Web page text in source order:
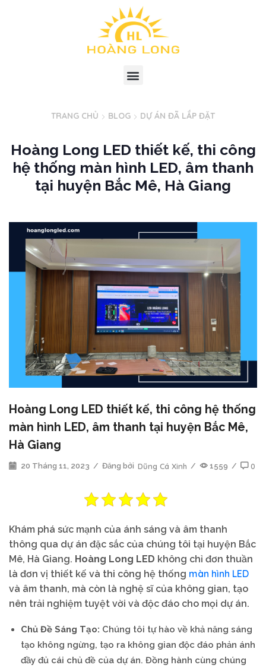
TRANG CHỦ BLOG DỰ ÁN ĐÃ LẮP ĐẶT
Hoàng Long LED thiết kế, thi công
hệ thống màn hình LED, âm thanh
tại huyện Bắc Mê, Hà Giang
Hoàng Long LED thiết kế, thi công hệ thống
màn hình LED, âm thanh tại huyện Bắc Mê,
Hà Giang
20 Tháng 11, 2023 / Đăng bởi Dũng Cá Xinh / 1559 / 0
Khám phá sức mạnh của ánh sáng và âm thanh
thông qua dự án đặc sắc của chúng tôi tại huyện Bắc
Mê, Hà Giang. Hoàng Long LED không chỉ đơn thuần
là đơn vị thiết kế và thi công hệ thống màn hình LED
và âm thanh, mà còn là nghệ sĩ của không gian, tạo
nên trải nghiệm tuyệt vời và độc đáo cho mọi dự án.
Chủ Đề Sáng Tạo: Chúng tôi tự hào về khả năng sáng
tạo không ngừng, tạo ra không gian độc đáo phản ánh
đầy đủ cái chủ đề của dự án. Đồng hành cùng chúng